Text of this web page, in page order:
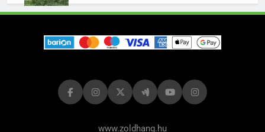
www.zoldhang.hu